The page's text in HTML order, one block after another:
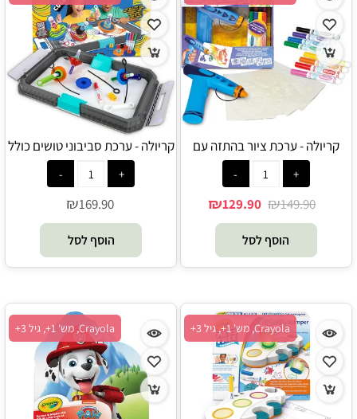
קריולה - ערכת ציור בהתזה עם
טושים רחיצים ושבלונות - Crayola
₪149.90
₪129.90
הוסף לסל
קריולה - ערכת סביבוני טושים כולל
זירת מערבולת צבע ורמפות -
Crayola
₪169.90
הוסף לסל
Crayola, מש' 1+, גיל 3+ Crayola, מש' 1+, גיל 3+